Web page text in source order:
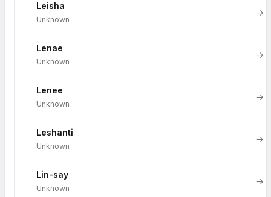
Leisha
Unknown
→
Lenae
Unknown
→
Lenee
Unknown
→
Leshanti
Unknown
→
Lin-say
Unknown
→